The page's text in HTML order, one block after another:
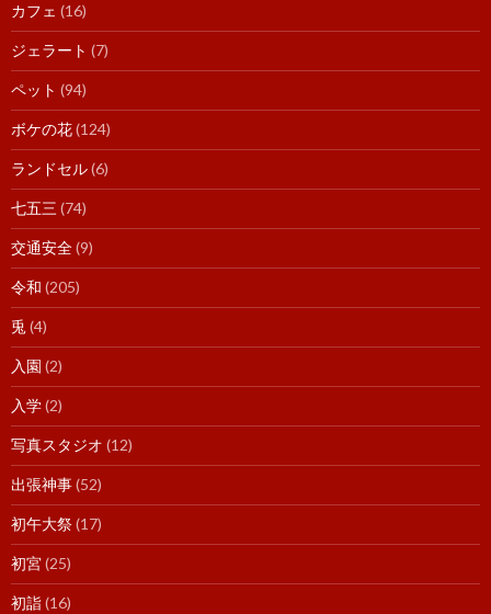
カフェ (16)
ジェラート (7)
ペット (94)
ボケの花(124)
ランドセル(6)
七五三 (74)
交通安全(9)
令和 (205)
兎 (4)
入園 (2)
入学(2)
写真スタジオ (12)
出張神事(52)
初午大祭(17)
初宮(25)
初詣(16)